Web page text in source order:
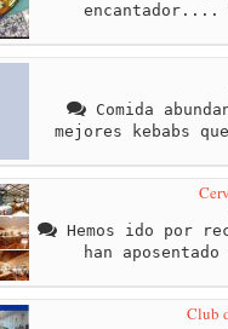
encantador....
Comida
mejores kebabs
Hemos ido por
han
Club